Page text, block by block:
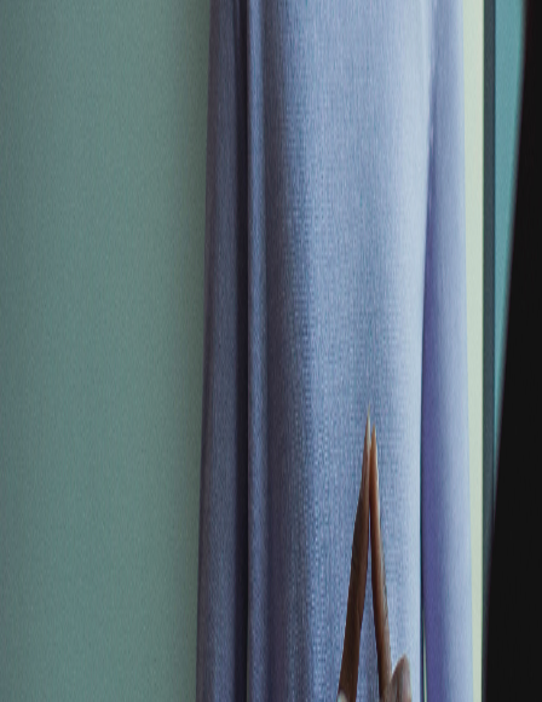
Algunos contenidos de este sitio web tratan temas
delicados y pueden resultar incómodos para
algunos usuarios. Al continuar, confirmas que
conoces y aceptas las
Condiciones de uso